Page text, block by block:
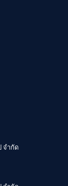
จำกัด